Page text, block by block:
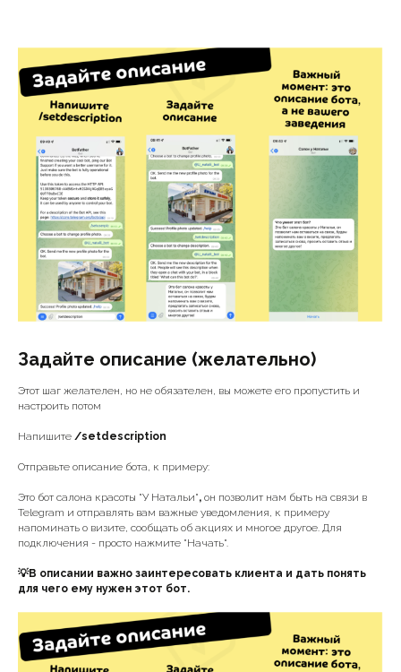
Задайте описание (желательно)
Этот шаг желателен, но не обязателен, вы можете его пропустить и
настроить потом
Напишите /setdescription
Отправьте описание бота, к примеру:
Это бот салона красоты "У Натальи", он позволит нам быть на связи в
Telegram и отправлять вам важные уведомления, к примеру
напоминать о визите, сообщать об акциях и многое другое. Для
подключения - просто нажмите "Начать".
💡В описании важно заинтересовать клиента и дать понять
для чего ему нужен этот бот.